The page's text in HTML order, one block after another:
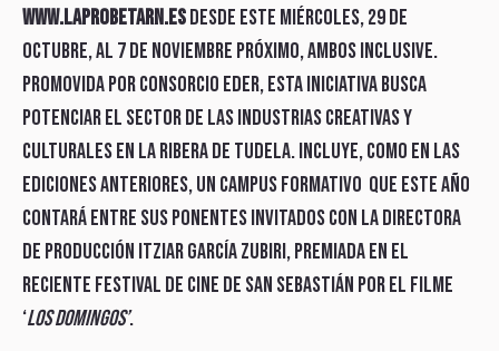
www.laprobetaRN.esdesde este miércoles, 29 de
octubre, al 7 de noviembre próximo, ambos inclusive.
Promovida por Consorcio EDER, esta iniciativa busca
potenciar el sector de las industrias creativas y
culturales en la Ribera de Tudela. Incluye, como en las
ediciones anteriores, un campus formativo que este año
contará entre sus ponentes invitados con la directora
de producción Itziar García Zubiri, premiada en el
reciente Festival de Cine de San Sebastián por el filme
‘Los Domingos’.